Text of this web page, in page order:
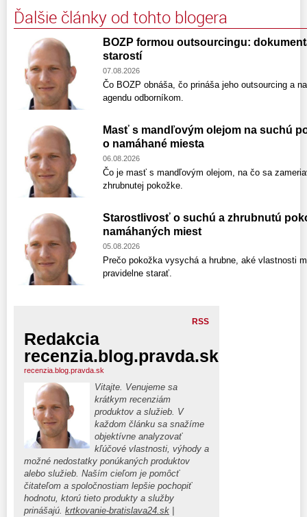
Ďalšie články od tohto blogera
BOZP formou outsourcingu:
starostí
07.08.2026
Čo BOZP obnáša, čo prináša jeho outsourcing a
agendu odborníkom.
Masť s mandľovým olejom na suchú
o namáhané miesta
06.08.2026
Čo je masť s mandľovým olejom, na čo sa
zhrubnutej pokožke.
Starostlivosť o suchú a zhrubnutú
namáhaných miest
05.08.2026
Prečo pokožka vysychá a hrubne, aké vlastnosti
pravidelne starať.
RSS
Redakcia
recenzia.blog.pravda.sk
recenzia.blog.pravda.sk
Vitajte. Venujeme sa
krátkym recenziám
produktov a služieb. V
každom článku sa snažíme
objektívne analyzovať
kľúčové vlastnosti, výhody a
možné nedostatky ponúkaných produktov
alebo služieb. Naším cieľom je pomôcť
čitateľom a spoločnostiam lepšie pochopiť
hodnotu, ktorú tieto produkty a služby
prinášajú. krtkovanie-bratislava24.sk